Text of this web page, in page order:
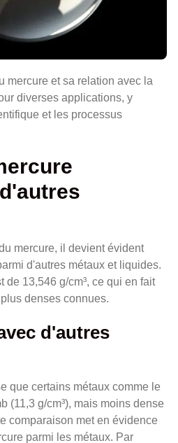
mercure et sa relation avec la
diverses applications, y
et les processus
mercure, il devient évident
d'autres métaux et liquides.
de 13,546 g/cm³, ce qui en fait
denses connues.
d'autres
que certains métaux comme le
(11,3 g/cm³), mais moins dense
comparaison met en évidence
parmi les métaux. Par